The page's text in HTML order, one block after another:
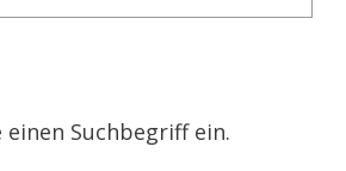
Suchbegriff ein.